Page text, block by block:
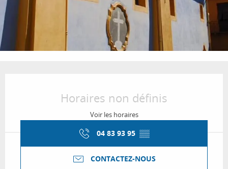
Horaires non définis
Voir les horaires
04 83 93 95 ▒▒
CONTACTEZ-NOUS